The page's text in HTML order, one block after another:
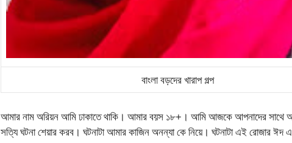
বাংলা বড়দের খারাপ গল্প
আমার নাম অরিয়ন আমি ঢাকাতে থাকি। আমার বয়স ১৮+। আমি আজকে আপনাদের সাথে
সত্যি ঘটনা শেয়ার করব। ঘটনাটা আমার কাজিন অনন্যা কে নিয়ে। ঘটনাটা এই রোজার ঈদ